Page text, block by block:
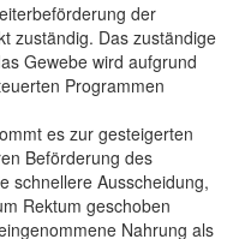
der
zuständig. Das zuständige
Gewebe wird aufgrund
Programmen
es zur gesteigerten
Beförderung des
schnellere Ausscheidung,
Rektum geschoben
Nahrung als